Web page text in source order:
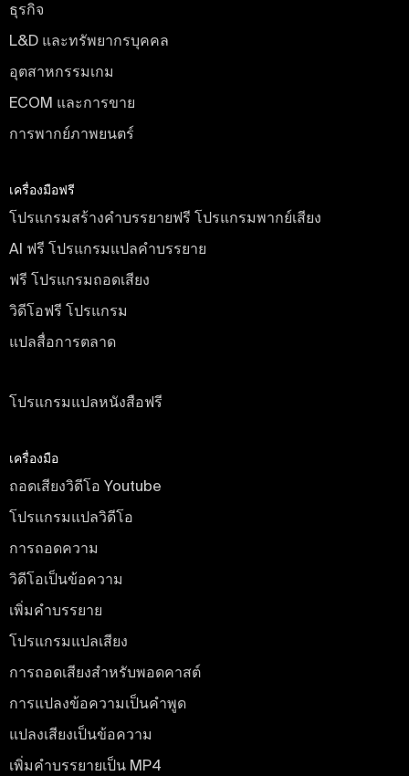
ธุรกิจ
L&D และทรัพยากรบุคคล
อุตสาหกรรมเกม
ECOM และการขาย
การพากย์ภาพยนตร์
เครื่องมือฟรี
โปรแกรมสร้างคำบรรยายฟรี โปรแกรมพากย์เสียง
AI ฟรี โปรแกรมแปลคำบรรยาย
ฟรี โปรแกรมถอดเสียง
วิดีโอฟรี โปรแกรม
แปลสื่อการตลาด
โปรแกรมแปลหนังสือฟรี
เครื่องมือ
ถอดเสียงวิดีโอ Youtube
โปรแกรมแปลวิดีโอ
การถอดความ
วิดีโอเป็นข้อความ
เพิ่มคําบรรยาย
โปรแกรมแปลเสียง
การถอดเสียงสําหรับพอดคาสต์
การแปลงข้อความเป็นคําพูด
แปลงเสียงเป็นข้อความ
เพิ่มคําบรรยายเป็น MP4